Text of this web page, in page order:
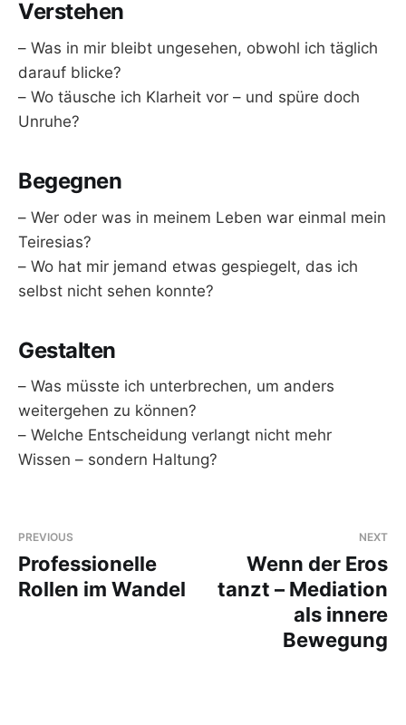
Verstehen
– Was in mir bleibt ungesehen, obwohl ich täglich
darauf blicke?
– Wo täusche ich Klarheit vor – und spüre doch
Unruhe?
Begegnen
– Wer oder was in meinem Leben war einmal mein
Teiresias?
– Wo hat mir jemand etwas gespiegelt, das ich
selbst nicht sehen konnte?
Gestalten
– Was müsste ich unterbrechen, um anders
weitergehen zu können?
– Welche Entscheidung verlangt nicht mehr
Wissen – sondern Haltung?
PREVIOUS
Professionelle
Rollen im Wandel
NEXT
Wenn der Eros
tanzt – Mediation
als innere
Bewegung